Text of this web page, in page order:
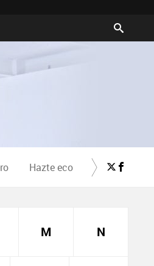
Hazte eco Crea Cultura
M N